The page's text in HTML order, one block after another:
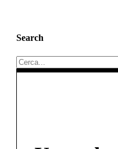
Search